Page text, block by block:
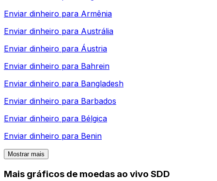
Enviar dinheiro para Armênia
Enviar dinheiro para Austrália
Enviar dinheiro para Áustria
Enviar dinheiro para Bahrein
Enviar dinheiro para Bangladesh
Enviar dinheiro para Barbados
Enviar dinheiro para Bélgica
Enviar dinheiro para Benin
Mostrar mais
Mais gráficos de moedas ao vivo SDD